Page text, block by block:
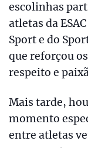
escolinhas
atletas da
Sport e do
que reforçou
respeito e
Mais tarde,
momento
entre atletas